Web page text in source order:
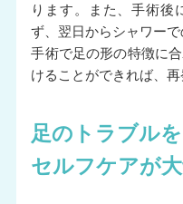
ります。また、手術後
ず、翌日からシャワーで
手術で足の形の特徴に
けることができれば、
足のトラブル
セルフケアが